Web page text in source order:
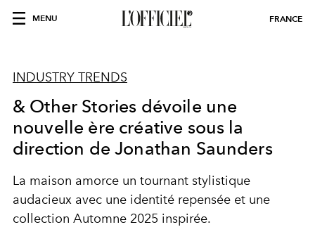
MENU FRANCE
INDUSTRY TRENDS
& Other Stories dévoile une
nouvelle ère créative sous la
direction de Jonathan Saunders
La maison amorce un tournant stylistique
audacieux avec une identité repensée et une
collection Automne 2025 inspirée.